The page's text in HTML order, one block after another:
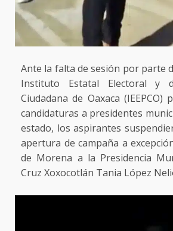
Ante la falta de sesión por parte
Instituto Estatal Electoral y
Ciudadana de Oaxaca
candidaturas a presidentes
estado, los aspirantes
apertura de campaña a
de Morena a la Presidencia
Cruz Xoxocotlán Tania López